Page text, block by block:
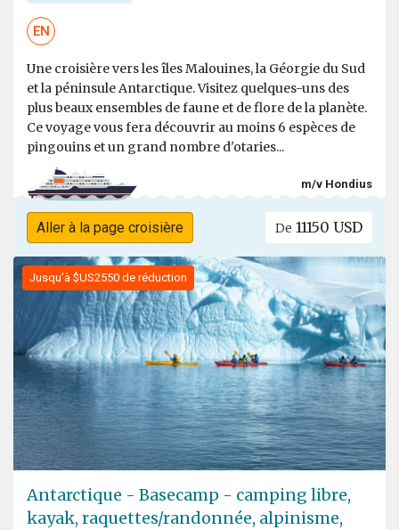
EN
Une croisière vers les îles Malouines, la Géorgie du Sud
et la péninsule Antarctique. Visitez quelques-uns des
plus beaux ensembles de faune et de flore de la planète.
Ce voyage vous fera découvrir au moins 6 espèces de
pingouins et un grand nombre d'otaries...
m/v Hondius
Aller à la page croisière De 11150 USD
Jusqu'à $US2550 de réduction
Antarctique - Basecamp - camping libre,
kayak, raquettes/randonnée, alpinisme,